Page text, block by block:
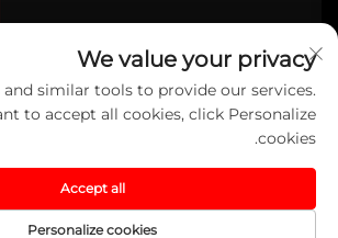
حقوق النشر © شركة تايآن للحبال المحدودة جميع الحقوق
الخصوصية
المدونة
انقر لأعلى
We value your privacy
and similar tools to provide our services.
to accept all cookies, click Personalize
cookies.
Personalize cookies
Accept all